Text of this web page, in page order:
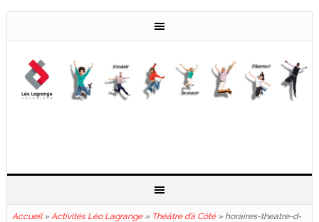
Accueil» Activités Léo Lagrange» Théâtre d’à Côté» horaires-theatre-d-